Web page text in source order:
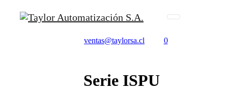
ventas@taylorsa.cl 0
Serie ISPU